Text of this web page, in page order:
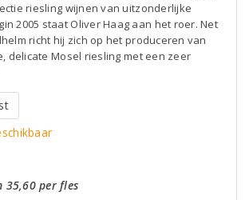
riesling wijnen van uitzonderlijke
2005 staat Oliver Haag aan het roer. Net
richt hij zich op het produceren van
delicate Mosel riesling met een zeer
35,60 per fles